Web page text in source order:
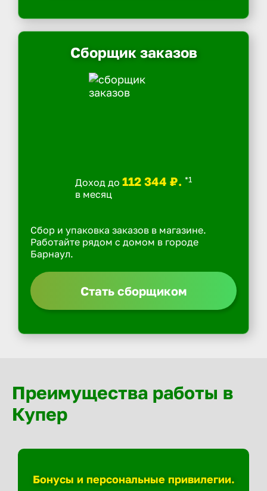
Сборщик заказов
Доход до 112 344 ₽. *1
в месяц
Сбор и упаковка заказов в магазине.
Работайте рядом с домом в городе
Барнаул.
Стать сборщиком
Преимущества работы в
Купер
Бонусы и персональные привилегии.